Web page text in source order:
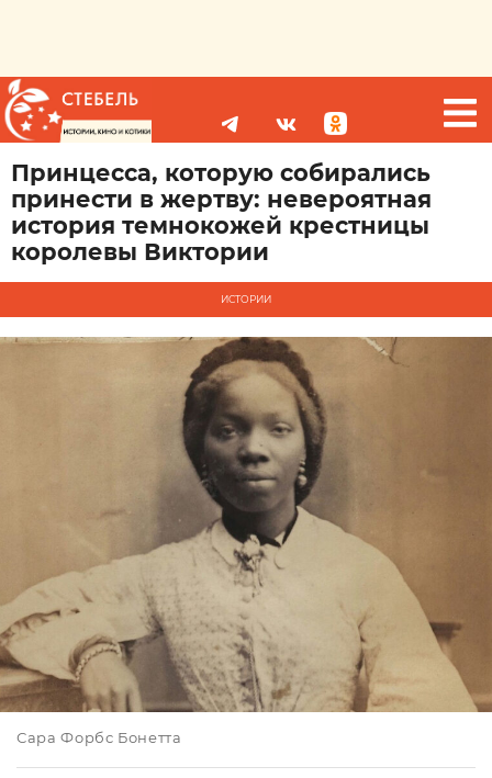
Принцесса, которую собирались
принести в жертву: невероятная
история темнокожей крестницы
королевы Виктории
ИСТОРИИ
Сара Форбс Бонетта